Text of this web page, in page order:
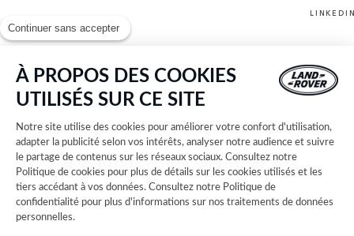
Continuer sans accepter
À PROPOS DES COOKIES
UTILISÉS SUR CE SITE
Notre site utilise des cookies pour améliorer votre confort d'utilisation,
adapter la publicité selon vos intérêts, analyser notre audience et suivre
le partage de contenus sur les réseaux sociaux. Consultez notre
Politique de cookies pour plus de détails sur les cookies utilisés et les
tiers accédant à vos données. Consultez notre Politique de
confidentialité pour plus d'informations sur nos traitements de données
personnelles.
AUTRES CONCESSIONS LAND ROVER
CONDITIONS GÉNÉRALES
POLITIQUE DE CONFIDENTIALITÉS
GESTION DE VOS DONNÉES PERSONNELLES
COOKIES
INFORMATIONS SUR LES ÉTIQUETTES ÉNERGIE
PRÉFÉRENCES DE COOKIES